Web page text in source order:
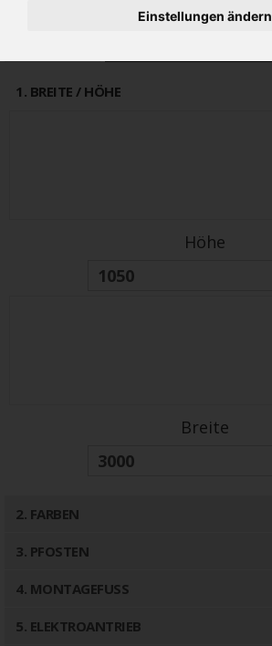
Einstellungen ändern
1 . BREITE / HÖHE
Höhe
Breite
2. FARBEN
3. PFOSTEN
4. MONTAGEFUSS
5. ELEKTROANTRIEB